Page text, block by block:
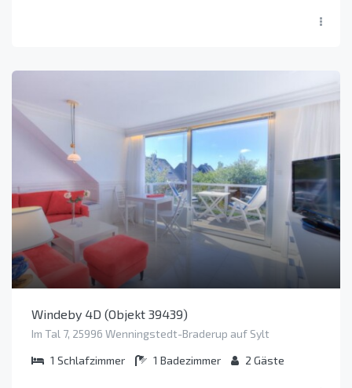
Windeby 4D (Objekt 39439)
Im Tal 7, 25996 Wenningstedt-Braderup auf Sylt
1 Schlafzimmer 1 Badezimmer 2 Gäste